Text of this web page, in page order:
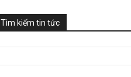
Tìm kiếm tin tức